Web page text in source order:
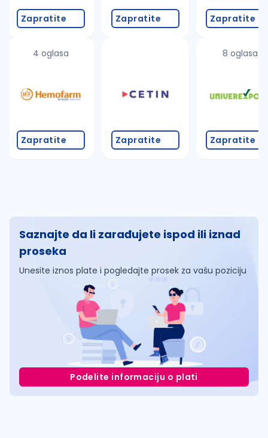
Zapratite
4 oglasa
Zapratite
Zapratite
Zapratite
Zapratite
8 oglasa
Zapratite
Saznajte da li zarađujete ispod ili iznad
proseka
Unesite iznos plate i pogledajte prosek za vašu poziciju
Podelite informaciju o plati